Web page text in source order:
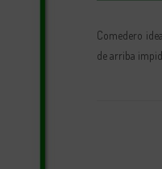
Comedero
de arriba